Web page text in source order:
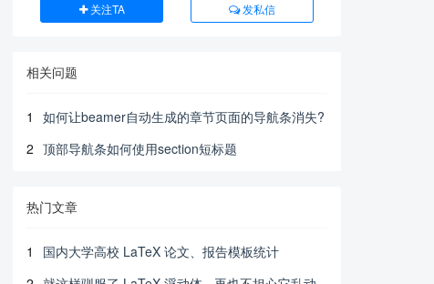
关注TA 发私信
相关问题
1
如何让beamer自动生成的章节页面的导航条消失?
2 顶部导航条如何使用section短标题
热门文章
1
国内大学高校 LaTeX 论文、报告模板统计